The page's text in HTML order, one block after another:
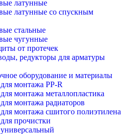
латунные
латунные со спускным
стальные
чугунные
от протечек
редукторы для арматуры
оборудование и материалы
монтажа PP-R
монтажа металлопластика
монтажа радиаторов
монтажа сшитого полиэтилена
прочистки